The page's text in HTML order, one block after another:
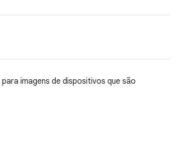
imagens de dispositivos que são